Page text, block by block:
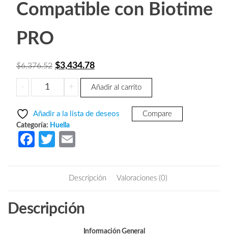
Compatible con Biotime
PRO
$6,376.52 El
precio
original
$6,376.52.
$3,434.78El
precio
$3,434.78.
-
ZKTECO
F22ID
Control
de
Acceso
Huellas
+ Añadir al carrito
Añadir a la lista de deseos Compare
Categoría: Huella
Fa
o
T
itt
ail
Descripción Valoraciones (0)
Descripción
Información General